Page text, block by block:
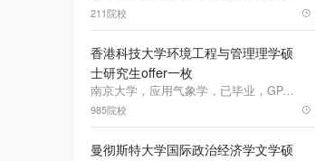
211院校
香港科技大学环境工程与管理理学硕
士研究生offer一枚
南京大学，应用气象学，已毕业，GPA3.67，雅思6.5
985院校
曼彻斯特大学国际政治经济学文学硕